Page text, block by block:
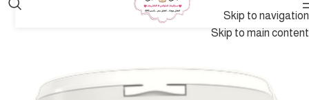
Skip to navigation
Skip to main content